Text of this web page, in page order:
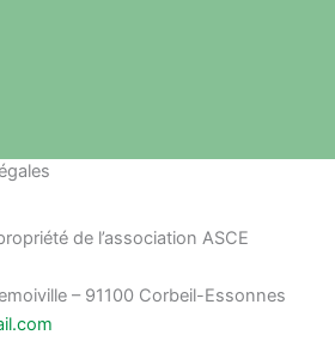
de l’association ASCE
– 91100 Corbeil-Essonnes